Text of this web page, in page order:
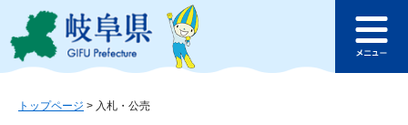
ジ
ュ
このページの本文へ
ュ
トップページ > 入札・公売